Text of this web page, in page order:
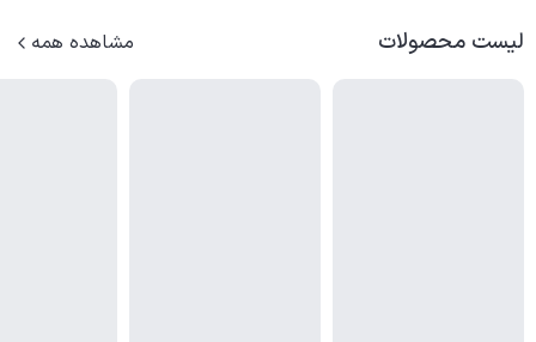
لیست محصولات مشاهده همه